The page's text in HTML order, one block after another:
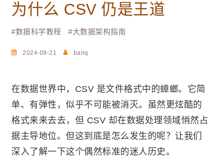
为什么 CSV 仍是王道
#数据科学教程 #大数据架构指南
2024-09-21 banq
在数据世界中，CSV 是文件格式中的蟑螂。它简
单、有弹性，似乎不可能被消灭。虽然更炫酷的
格式来来去去，但 CSV 却在数据处理领域悄然占
据主导地位。但这到底是怎么发生的呢？让我们
深入了解一下这个偶然标准的迷人历史。